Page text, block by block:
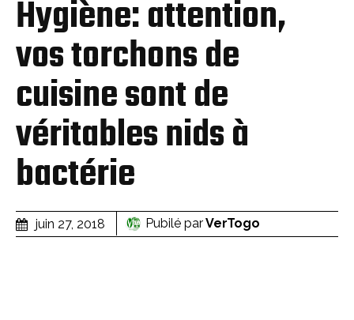
Hygiène: attention,
vos torchons de
cuisine sont de
véritables nids à
bactérie
juin 27, 2018 Pubilé parVerTogo